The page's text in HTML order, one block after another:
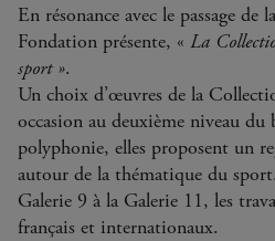
En résonance avec le passage
Fondation présente, « La
sport ».
Un choix d’œuvres de la
occasion au deuxième niveau
polyphonie, elles proposent un
autour de la thématique du
Galerie 9 à la Galerie 11, les
français et internationaux.